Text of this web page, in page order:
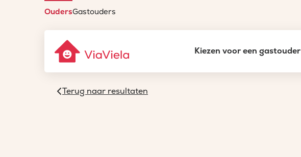
OudersGastouders
Kiezen voor een gastouder
Terug naar resultaten